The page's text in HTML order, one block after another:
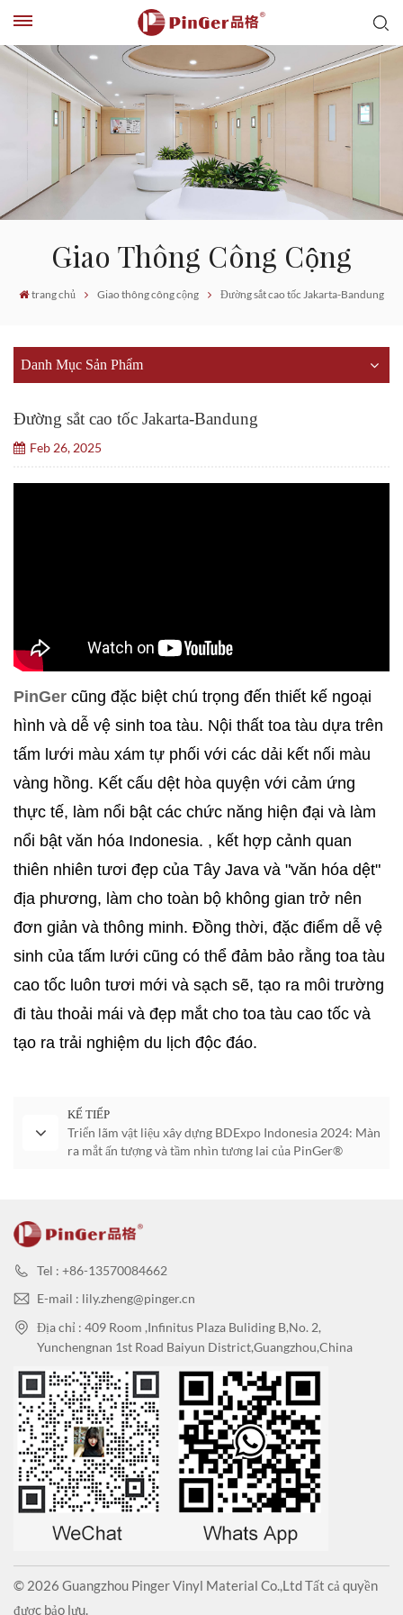
Giao Thông Công Cộng
trang chủ Giao thông công cộng Đường sắt cao tốc Jakarta-Bandung
Danh Mục Sản Phẩm
Đường sắt cao tốc Jakarta-Bandung
Feb 26, 2025
PinGer cũng đặc biệt chú trọng đến thiết kế ngoại
hình và dễ vệ sinh toa tàu. Nội thất toa tàu dựa trên
tấm lưới màu xám tự phối với các dải kết nối màu
vàng hồng. Kết cấu dệt hòa quyện với cảm ứng
thực tế, làm nổi bật các chức năng hiện đại và làm
nổi bật văn hóa Indonesia. , kết hợp cảnh quan
thiên nhiên tươi đẹp của Tây Java và "văn hóa dệt"
địa phương, làm cho toàn bộ không gian trở nên
đơn giản và thông minh. Đồng thời, đặc điểm dễ vệ
sinh của tấm lưới cũng có thể đảm bảo rằng toa tàu
cao tốc luôn tươi mới và sạch sẽ, tạo ra môi trường
đi tàu thoải mái và đẹp mắt cho toa tàu cao tốc và
tạo ra trải nghiệm du lịch độc đáo.
KẾ TIẾP
Triển lãm vật liệu xây dựng BDExpo Indonesia 2024: Màn
ra mắt ấn tượng và tầm nhìn tương lai của PinGer®
Tel : +86-13570084662
E-mail : lily.zheng@pinger.cn
Địa chỉ : 409 Room ,Infinitus Plaza Buliding B,No. 2,
Yunchengnan 1st Road Baiyun District,Guangzhou,China
© 2026 Guangzhou Pinger Vinyl Material Co.,Ltd Tất cả quyền
được bảo lưu.